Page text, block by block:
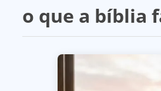
o que a bíblia